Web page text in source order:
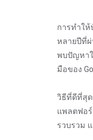
การทำใ
หลายปีที่
พบปัญหาใ
มือของ
วิธีที่ดีที่สุด
แพลตฟอร์
รวบรวม